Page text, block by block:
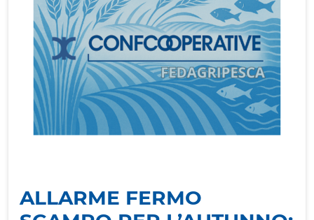
ALLARME FERMO